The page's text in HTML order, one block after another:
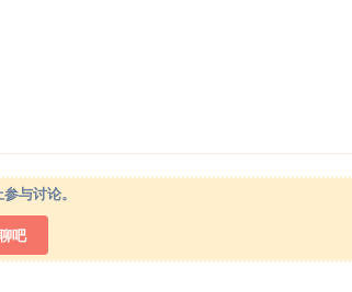
与讨论。
吧